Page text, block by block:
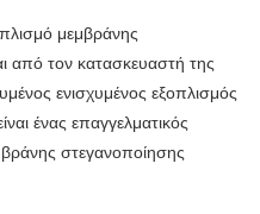
μεμβράνης
από τον κατασκευαστή της
ενισχυμένος εξοπλισμός
ένας επαγγελματικός
στεγανοποίησης